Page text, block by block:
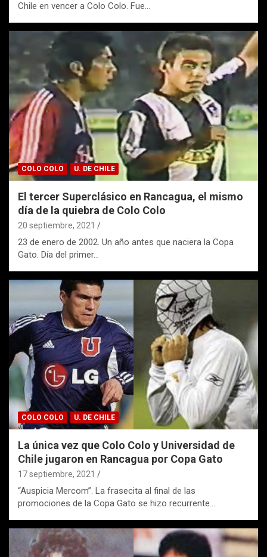
Chile en vencer a Colo Colo. Fue…
COLO COLO U. DE CHILE
El tercer Superclásico en Rancagua, el mismo
día de la quiebra de Colo Colo
20 septiembre, 2021
23 de enero de 2002. Un año antes que naciera la Copa
Gato. Día del primer…
COLO COLO U. DE CHILE
La única vez que Colo Colo y Universidad de
Chile jugaron en Rancagua por Copa Gato
17 septiembre, 2021
“Auspicia Mercom”. La frasecita al final de las
promociones de la Copa Gato se hizo recurrente.…